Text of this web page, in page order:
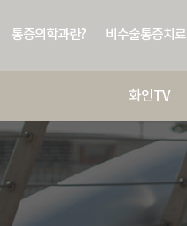
통증의학과란? 비수술통증치료
화인TV